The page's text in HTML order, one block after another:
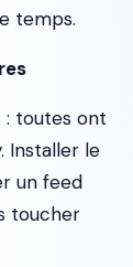
temps.
: toutes ont
Installer le
un feed
toucher